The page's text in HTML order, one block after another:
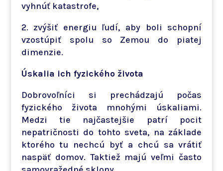
vyhnúť katastrofe,
2. zvýšiť energiu ľudí, aby boli schopní
vzostúpiť spolu so Zemou do piatej
dimenzie.
Úskalia ich fyzického života
Dobrovoľníci si prechádzajú počas
fyzického života mnohými úskaliami.
Medzi tie najčastejšie patrí pocit
nepatričnosti do tohto sveta, na základe
ktorého tu nechcú byť a chcú sa vrátiť
naspäť domov. Taktiež majú veľmi často